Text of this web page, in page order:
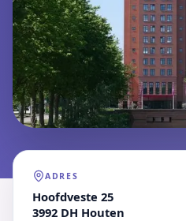
ADRES
Hoofdveste 25
3992 DH Houten